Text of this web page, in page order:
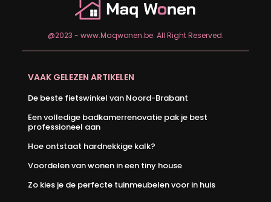
@2023 - www.Maqwonen.be. All Right Reserved.
VAAK GELEZEN ARTIKELEN
De beste fietswinkel van Noord-Brabant
Een volledige badkamerrenovatie pak je best
professioneel aan
Hoe ontstaat hardnekkige kalk?
Voordelen van wonen in een tiny house
Zo kies je de perfecte tuinmeubelen voor in huis